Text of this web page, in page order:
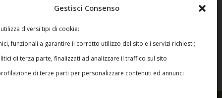
Gestisci Consenso
diversi tipi di cookie:
funzionali a garantire il corretto utilizzo del sito e i servizi richiesti;
di terza parte, finalizzati ad analizzare il traffico sul sito
di terze parti per personalizzare contenuti ed annunci
in età moderna